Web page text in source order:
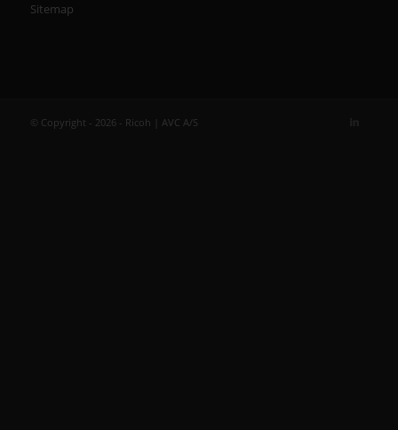
Sitemap
© Copyright - 2026 - Ricoh | AVC A/S